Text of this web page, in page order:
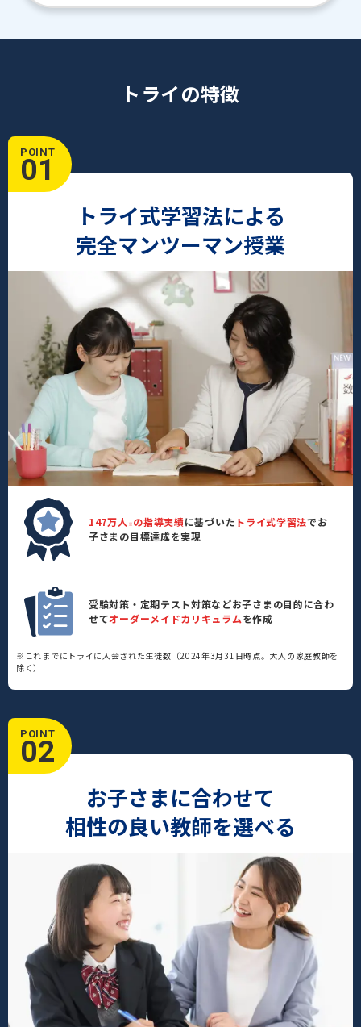
トライの特徴
POINT
01
トライ式学習法による
完全マンツーマン授業
147万人 ※ の指導実績に基づいた トライ式学習法でお
子さまの目標達成を実現
受験対策・定期テスト対策などお子さまの目的に合わ
せてオーダーメイドカリキュラムを作成
※これまでにトライに入会された生徒数（2024年3月31日時点。大人の家庭教師を
除く）
POINT
02
お子さまに合わせて
相性の良い教師を選べる